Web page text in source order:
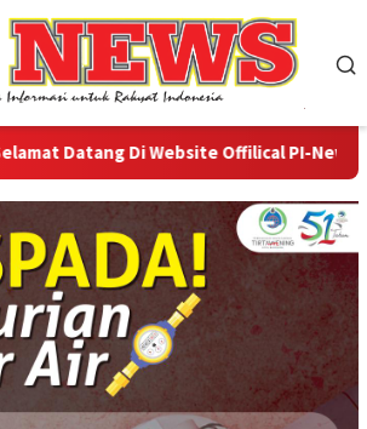
Datang Di Website Offilical PI-News